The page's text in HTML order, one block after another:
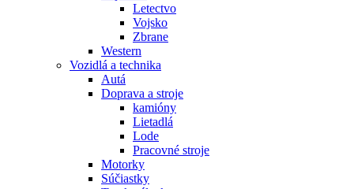
Letectvo
Vojsko
Zbrane
Western
Vozidlá a technika
Autá
Doprava a stroje
kamióny
Lietadlá
Lode
Pracovné stroje
Motorky
Súčiastky